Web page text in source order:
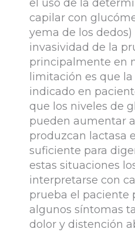
el uso de la
capilar con
yema de los
invasividad de la
principalmente en
limitación es que
indicado en
que los niveles de
pueden aumentar
produzcan lactasa
suficiente para
estas situaciones
interpretarse con
prueba el paciente
algunos síntomas
dolor y distención